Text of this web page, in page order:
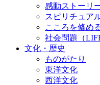
感動ストーリ
スピリチュア
こころを修め
社会問題（
文化・歴史
ものがたり
東洋文化
西洋文化